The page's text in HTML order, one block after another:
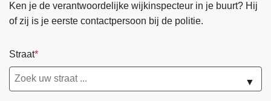
Ken je de verantwoordelijke wijkinspecteur in je buurt? Hij
of zij is je eerste contactpersoon bij de politie.
Straat
▼